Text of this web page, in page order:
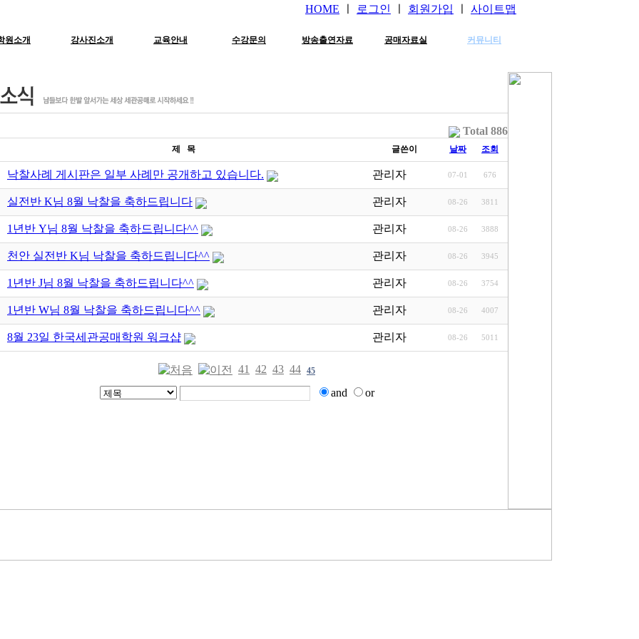
HOME 로그인 회원가입 사이트맵
원소개 강사진소개 교육안내 수강문의 방송출연자료 공매자료실 커뮤니티
Total 886
제 목 글쓴이 날짜 조회
낙찰사례 게시판은 일부 사례만 공개하고 있습니다. 관리자 07-01 676
실전반 K님 8월 낙찰을 축하드립니다 관리자 08-26 3811
1년반 Y님 8월 낙찰을 축하드립니다^^ 관리자 08-26 3888
천안 실전반 K님 낙찰을 축하드립니다^^ 관리자 08-26 3945
1년반 J님 8월 낙찰을 축하드립니다^^ 관리자 08-26 3754
1년반 W님 8월 낙찰을 축하드립니다^^ 관리자 08-26 4007
8월 23일 한국세관공매학원 워크샵 관리자 08-26 5011
41 42 43 44 45
and or